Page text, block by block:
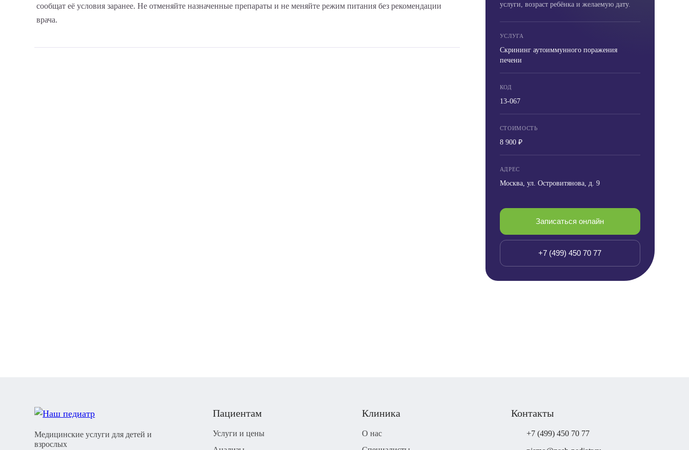
сообщат её условия заранее. Не отменяйте назначенные препараты и не меняйте режим питания без рекомендации
врача.
услуги, возраст ребёнка и желаемую дату.
УСЛУГА
Скрининг аутоиммунного поражения
печени
КОД
13-067
СТОИМОСТЬ
8 900 ₽
АДРЕС
Москва, ул. Островитянова, д. 9
Записаться онлайн
+7 (499) 450 70 77
Медицинские услуги для детей и
взрослых
Пациентам
Услуги и цены
Клиника
О нас
Контакты
+7 (499) 450 70 77